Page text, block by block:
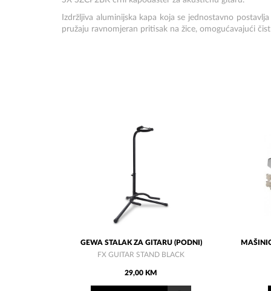
Izdržljiva aluminijska kapa koja se jednostavno
pružaju ravnomjeran pritisak na žice, omogućavajući
GEWA STALAK ZA GITARU (PODNI)
FX GUITAR STAND BLACK
29,00 KM